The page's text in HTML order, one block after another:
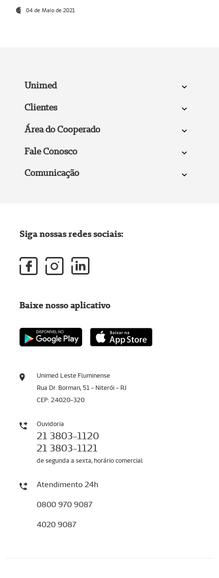
04 de Maio de 2021
Unimed
Clientes
Área do Cooperado
Fale Conosco
Comunicação
Unimed Leste Fluminense
Rua Dr. Borman, 51 - Niterói - RJ
CEP: 24020-320
Ouvidoria
21 3803-1120
21 3803-1121
de segunda a sexta, horário comercial
Atendimento 24h
0800 970 9087
4020 9087
Siga nossas redes sociais:
Baixe nosso aplicativo